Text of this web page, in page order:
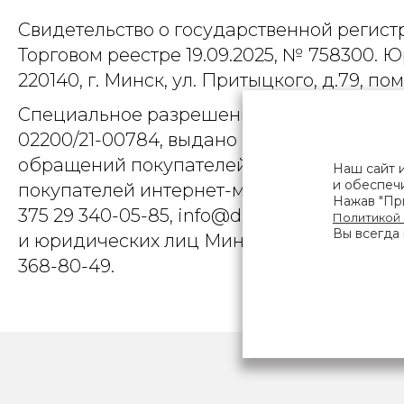
Свидетельство о государственной
Торговом реестре 19.09.2025, № 758300.
220140, г. Минск, ул. Притыцкого, д.79,
Специальное разрешение (лицензия)
02200/21-00784, выдано Министерством
обращений покупателей интернет-
покупателей интернет-магазина о
375 29 340-05-85, info@diarossa.by.
и юридических лиц Минского
368-80-49.
Наш сайт
и
Нажав
Политикой
Вы всегда